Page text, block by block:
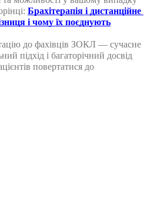
Брахітерапія і дистанційне
і чому їх поєднують
до фахівців ЗОКЛ — сучасне
підхід і багаторічний досвід
повертатися до